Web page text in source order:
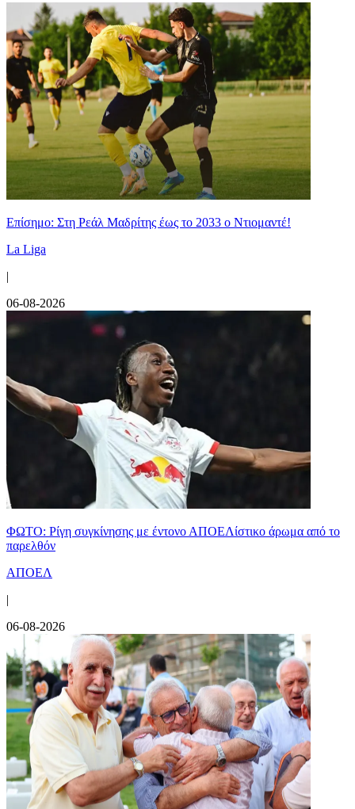
Επίσημο: Στη Ρεάλ Μαδρίτης έως το 2033 ο Ντιομαντέ!
La Liga
|
06-08-2026
ΦΩΤΟ: Ρίγη συγκίνησης με έντονο ΑΠΟΕΛίστικο άρωμα από το
παρελθόν
ΑΠΟΕΛ
|
06-08-2026